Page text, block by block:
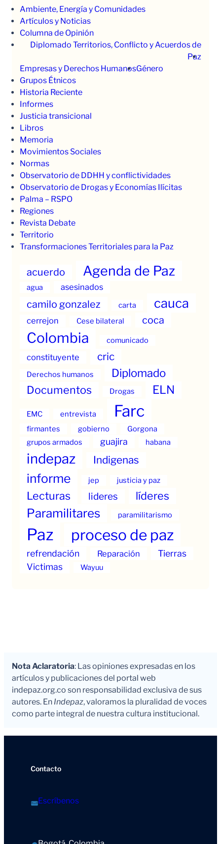
Ambiente, Energía y Comunidades
Artículos y Noticias
Columna de Opinión
Diplomado Territorios, Conflicto y Acuerdos de
Paz
Empresas y Derechos HumanosGénero
Grupos Étnicos
Historia Reciente
Informes
Justicia transicional
Libros
Memoria
Movimientos Sociales
Normas
Observatorio de DDHH y conflictividades
Observatorio de Drogas y Economías Ilícitas
Palma – RSPO
Regiones
Revista Debate
Territorio
Transformaciones Territoriales para la Paz
acuerdo Agenda de Paz
agua asesinados
camilo gonzalez carta cauca
cerrejon Cese bilateral coca
Colombia comunicado
constituyente cric
Derechos humanos Diplomado
Documentos Drogas ELN
EMC entrevista Farc
firmantes gobierno
Gorgona
grupos armados
guajira habana
indepaz Indigenas
informe jep justicia y paz
Lecturas lideres líderes
Paramilitares paramilitarismo
Paz proceso de paz
refrendación Reparación
Tierras
Victimas
Wayuu
Nota Aclaratoria: Las opiniones expresadas en los
artículos y publicaciones del portal web
indepaz.org.co son responsabilidad exclusiva de sus
autores. En Indepaz, valoramos la pluralidad de voces
como parte integral de nuestra cultura institucional.
Contacto
Escríbenos